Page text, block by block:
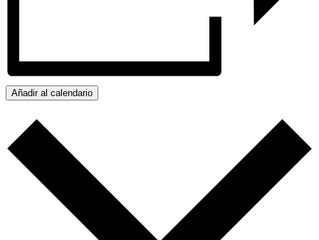
Añadir al calendario